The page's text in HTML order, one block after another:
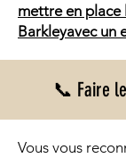
mettre en place
Barkleyavec un
📞 Faire
Vous vous